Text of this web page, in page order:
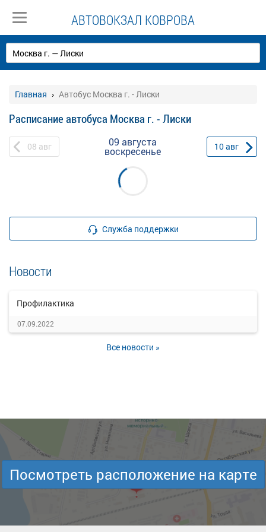
АВТОВОКЗАЛ КОВРОВА
Главная Автобус Москва г. - Лиски
Расписание автобуса Москва г. - Лиски
08 авг 09 августа
воскресенье 10авг
Служба поддержки
Новости
Профилактика
07.09.2022
Все новости »
Посмотреть расположение на карте